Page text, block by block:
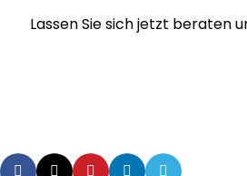
Lassen Sie sich jetzt beraten